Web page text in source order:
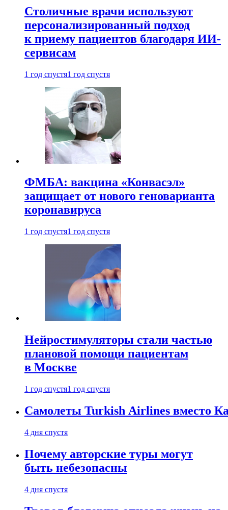
Столичные врачи используют
персонализированный подход
к приему пациентов благодаря ИИ-
сервисам
1 год спустя1 год спустя
ФМБА: вакцина «Конвасэл»
защищает от нового геноварианта
коронавируса
1 год спустя1 год спустя
Нейростимуляторы стали частью
плановой помощи пациентам
в Москве
1 год спустя1 год спустя
Самолеты Turkish Airlines вместо
4 дня спустя
Почему авторские туры могут
быть небезопасны
4 дня спустя